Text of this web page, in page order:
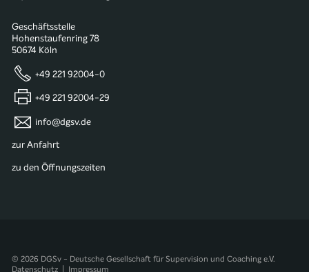
Geschäftsstelle
Hohenstaufenring 78
50674 Köln
+49 221 92004-0
+49 221 92004-29
info@dgsv.de
zur Anfahrt
zu den Öffnungszeiten
© 2026 DGSv - Deutsche Gesellschaft für Supervision und Coaching e.V.
Datenschutz
Impressum